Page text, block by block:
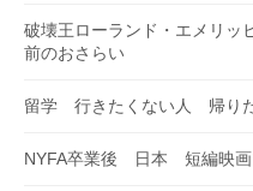
破壊王ローランド・エメリッ
前のおさらい
留学 行きたくない人 帰り
NYFA卒業後 日本 短編映画